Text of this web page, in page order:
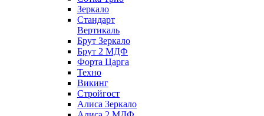
Зеркало
Стандарт
Вертикаль
Брут Зеркало
Брут 2 МДФ
Форта Царга
Техно
Викинг
Стройгост
Алиса Зеркало